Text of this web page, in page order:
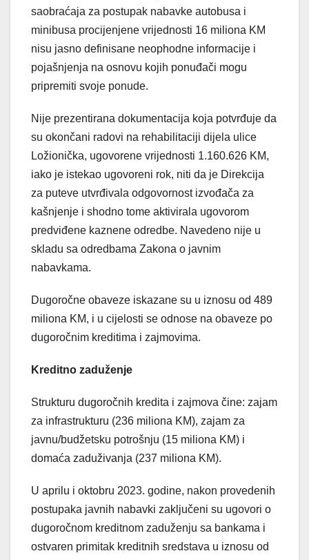
saobraćaja za postupak nabavke autobusa i
minibusa procijenjene vrijednosti 16 miliona KM
nisu jasno definisane neophodne informacije i
pojašnjenja na osnovu kojih ponuđači mogu
pripremiti svoje ponude.
Nije prezentirana dokumentacija koja potvrđuje da
su okončani radovi na rehabilitaciji dijela ulice
Ložionička, ugovorene vrijednosti 1.160.626 KM,
iako je istekao ugovoreni rok, niti da je Direkcija
za puteve utvrđivala odgovornost izvođača za
kašnjenje i shodno tome aktivirala ugovorom
predviđene kaznene odredbe. Navedeno nije u
skladu sa odredbama Zakona o javnim
nabavkama.
Dugoročne obaveze iskazane su u iznosu od 489
miliona KM, i u cijelosti se odnose na obaveze po
dugoročnim kreditima i zajmovima.
Kreditno zaduženje
Strukturu dugoročnih kredita i zajmova čine: zajam
za infrastrukturu (236 miliona KM), zajam za
javnu/budžetsku potrošnju (15 miliona KM) i
domaća zaduživanja (237 miliona KM).
U aprilu i oktobru 2023. godine, nakon provedenih
postupaka javnih nabavki zaključeni su ugovori o
dugoročnom kreditnom zaduženju sa bankama i
ostvaren primitak kreditnih sredstava u iznosu od